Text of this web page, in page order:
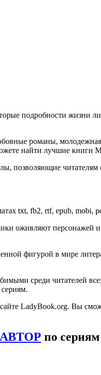
подробности жизни
романы,
найти лучшие книги
позволяющие
txt, fb2, rtf, epub, mobi,
оживляют персонажей
фигурой в мире
среди читателей
LadyBook.org. Вы
АВТОР по сериям